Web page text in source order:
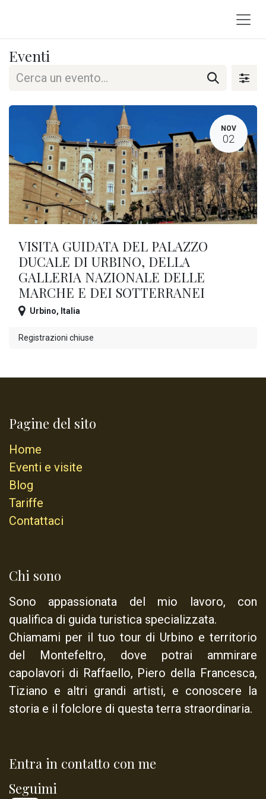
Eventi
NOV
02
VISITA GUIDATA DEL PALAZZO
DUCALE DI URBINO, DELLA
GALLERIA NAZIONALE DELLE
MARCHE E DEI SOTTERRANEI
Urbino, Italia
Registrazioni chiuse
Pagine del sito
Home
Eventi e visite
Blog
Tariffe
Contattaci
Chi sono
Sono appassionata del mio lavoro, con
qualifica di guida turistica specializzata.
Chiamami per il tuo tour di Urbino e territorio
del Montefeltro, dove potrai ammirare
capolavori di Raffaello, Piero della Francesca,
Tiziano e altri grandi artisti, e conoscere la
storia e il folclore di questa terra straordinaria.
Entra in contatto con me
Seguimi